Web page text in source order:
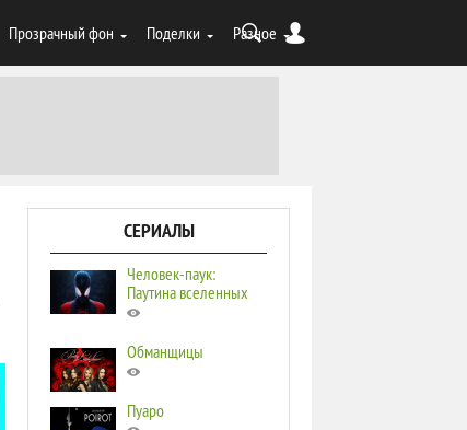
Прозрачный фон Поделки Разное
СЕРИАЛЫ
Человек-паук:
Паутина вселенных
Обманщицы
Пуаро